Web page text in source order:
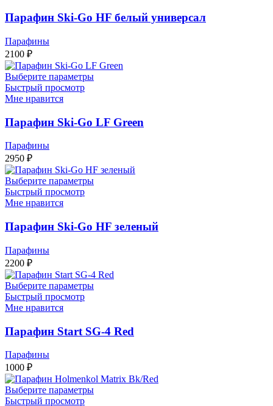
Парафин Ski-Go HF белый универсал
Парафины
2100 ₽
Выберите параметры
Быстрый просмотр
Мне нравится
Парафин Ski-Go LF Green
Парафины
2950 ₽
Выберите параметры
Быстрый просмотр
Мне нравится
Парафин Ski-Go HF зеленый
Парафины
2200 ₽
Выберите параметры
Быстрый просмотр
Мне нравится
Парафин Start SG-4 Red
Парафины
1000 ₽
Выберите параметры
Быстрый просмотр